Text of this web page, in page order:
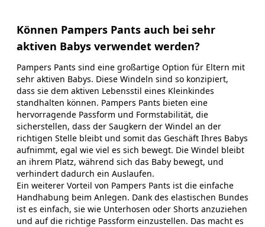
Können Pampers Pants auch bei sehr
aktiven Babys verwendet werden?
Pampers Pants sind eine großartige Option für Eltern mit
sehr aktiven Babys. Diese Windeln sind so konzipiert,
dass sie dem aktiven Lebensstil eines Kleinkindes
standhalten können. Pampers Pants bieten eine
hervorragende Passform und Formstabilität, die
sicherstellen, dass der Saugkern der Windel an der
richtigen Stelle bleibt und somit das Geschäft Ihres Babys
aufnimmt, egal wie viel es sich bewegt. Die Windel bleibt
an ihrem Platz, während sich das Baby bewegt, und
verhindert dadurch ein Auslaufen.
Ein weiterer Vorteil von Pampers Pants ist die einfache
Handhabung beim Anlegen. Dank des elastischen Bundes
ist es einfach, sie wie Unterhosen oder Shorts anzuziehen
und auf die richtige Passform einzustellen. Das macht es